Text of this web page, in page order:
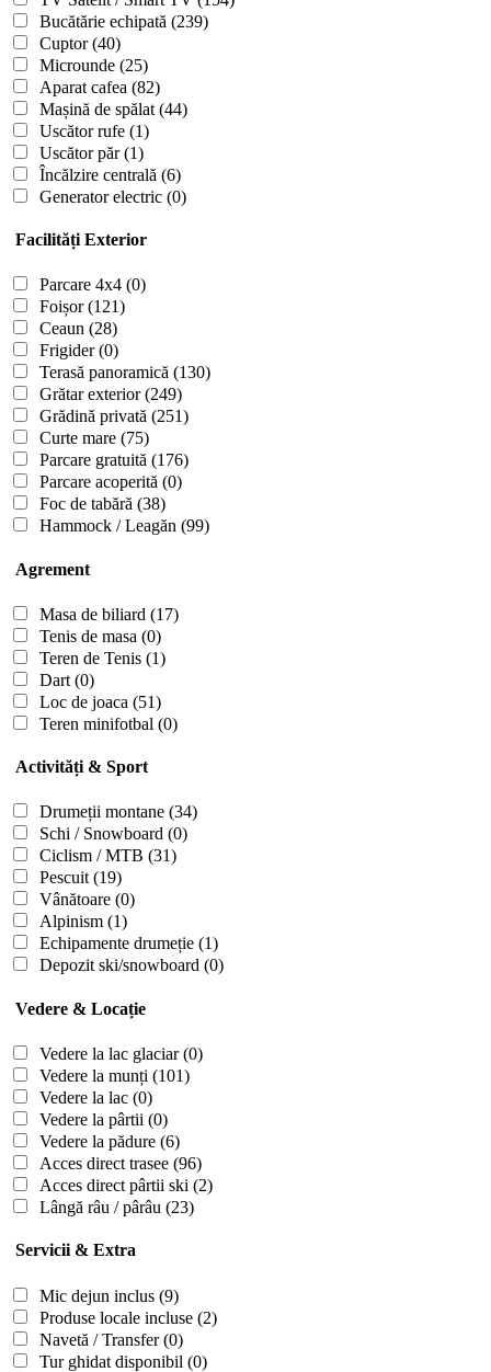
Bucătărie echipată (239)
Cuptor(40)
Microunde (25)
Aparat cafea (82)
Mașină de spălat (44)
Uscător rufe (1)
Uscător păr(1)
Încălzire centrală (6)
Generator electric (0)
Facilități Exterior
Parcare 4x4 (0)
Foișor(121)
Ceaun (28)
Frigider(0)
Terasă panoramică (130)
Grătar exterior(249)
Grădină privată (251)
Curte mare (75)
Parcare gratuită (176)
Parcare acoperită (0)
Foc de tabără (38)
Hammock / Leagăn (99)
Agrement
Masa de biliard (17)
Tenis de masa (0)
Teren de Tenis (1)
Dart (0)
Loc de joaca (51)
Teren minifotbal (0)
Activități & Sport
Drumeții montane (34)
Schi / Snowboard (0)
Ciclism / MTB (31)
Pescuit(19)
Vânătoare (0)
Alpinism (1)
Echipamente drumeție (1)
Depozit ski/snowboard (0)
Vedere & Locație
Vedere la lac glaciar(0)
Vedere la munți (101)
Vedere la lac (0)
Vedere la pârtii (0)
Vedere la pădure (6)
Acces direct trasee (96)
Acces direct pârtii ski (2)
Lângă râu / pârâu (23)
Servicii & Extra
Mic dejun inclus (9)
Produse locale incluse (2)
Navetă / Transfer(0)
Tur ghidat disponibil (0)